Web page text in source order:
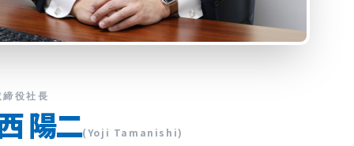
締役社長
陽二(Yoji Tamanishi)